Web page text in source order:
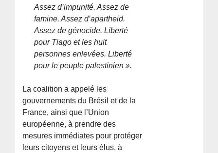
Assez d’impunité. Assez de
famine. Assez d’apartheid.
Assez de génocide. Liberté
pour Tiago et les huit
personnes enlevées. Liberté
pour le peuple palestinien ».
La coalition a appelé les
gouvernements du Brésil et de la
France, ainsi que l’Union
européenne, à prendre des
mesures immédiates pour protéger
leurs citoyens et leurs élus, à